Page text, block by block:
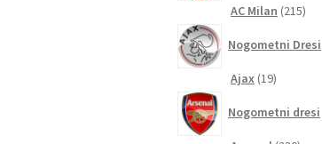
AC Milan 215215
Nogometni Dresi
Ajax 1919
Nogometni dresi